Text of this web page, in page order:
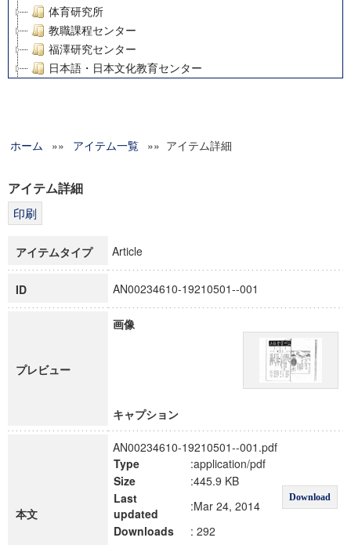
体育研究所
教職課程センター
福澤研究センター
日本語・日本文化教育センター
グローバルリサーチインスティテュート
科学研究費補助金研究成果報告書
博士課程教育リーディングプログラム「超成熟社会発展のサ
ホーム »» アイテム一覧 »» アイテム詳細
アイテム詳細
アイテムタイプ Article
ID AN00234610-19210501--001
プレビュー
画像
キャプション
本文
AN00234610-19210501--001.pdf
Type
:application/pdf
Download
Size
:445.9 KB
Last
updated
:Mar 24, 2014
Downloads
: 292